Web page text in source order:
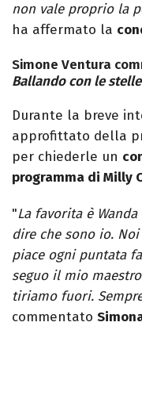
non vale proprio la
ha affermato la
Simone Ventura
Ballando con le stelle
Durante la breve
approfittato della
per chiederle un
programma di Milly
"La favorita è
dire che sono io.
piace ogni puntata
seguo il mio
tiriamo fuori.
commentato